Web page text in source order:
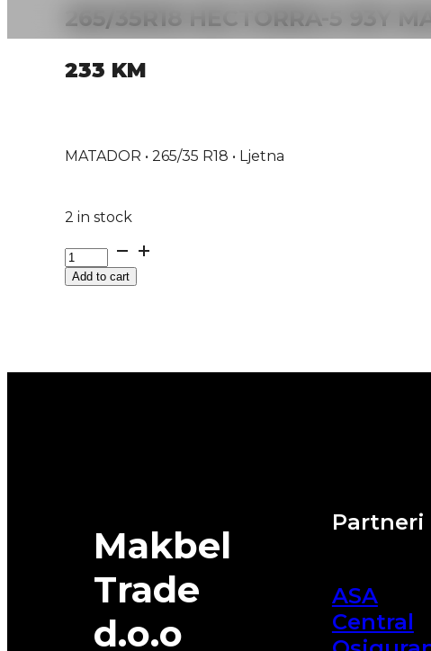
265/35R18 HECTORRA-5 93Y
233 KM
MATADOR • 265/35 R18 • Ljetna
2 in stock
265/35R18
HECTORRA-
5Add to cart
Makbel
Trade
d.o.o
Partneri
ASA
Central